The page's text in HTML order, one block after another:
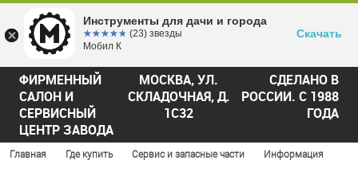
ФИРМЕННЫЙ
САЛОН И
СЕРВИСНЫЙ
ЦЕНТР ЗАВОДА
МОСКВА, УЛ.
СКЛАДОЧНАЯ, Д.
1С32
СДЕЛАНО В
РОССИИ. С 1988
ГОДА
Главная Где купить Сервис и запасные части Информация
Инструменты для дачи и города
☆☆☆☆☆
★★★★★ (23) звезды
Мобил К
Скачать